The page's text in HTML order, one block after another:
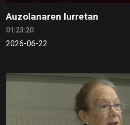
Auzolanaren lurretan
01:23:20
2026-06-22